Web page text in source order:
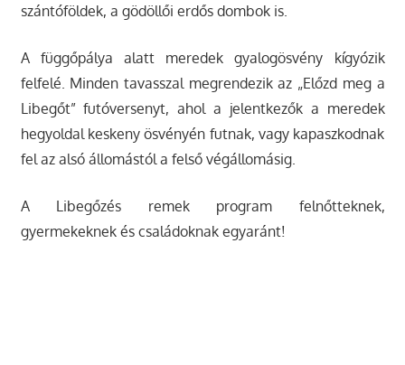
szántóföldek, a gödöllői erdős dombok is.
A függőpálya alatt meredek gyalogösvény kígyózik
felfelé. Minden tavasszal megrendezik az „Előzd meg a
Libegőt” futóversenyt, ahol a jelentkezők a meredek
hegyoldal keskeny ösvényén futnak, vagy kapaszkodnak
fel az alsó állomástól a felső végállomásig.
A Libegőzés remek program felnőtteknek,
gyermekeknek és családoknak egyaránt!